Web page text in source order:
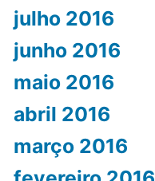
julho 2016
junho 2016
maio 2016
abril 2016
março 2016